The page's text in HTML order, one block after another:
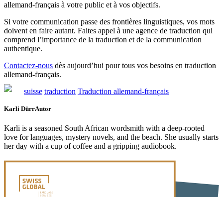
allemand-français à votre public et à vos objectifs.
Si votre communication passe des frontières linguistiques, vos mots
doivent en faire autant. Faites appel à une agence de traduction qui
comprend l’importance de la traduction et de la communication
authentique.
Contactez-nous dès aujourd’hui pour tous vos besoins en traduction
allemand-français.
suisse traduction Traduction allemand-français
Karli DürrAutor
Karli is a seasoned South African wordsmith with a deep-rooted
love for languages, mystery novels, and the beach. She usually starts
her day with a cup of coffee and a gripping audiobook.